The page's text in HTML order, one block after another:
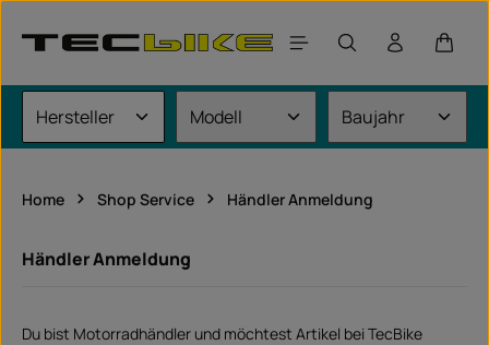
Home Shop Service Händler Anmeldung
Händler Anmeldung
Du bist Motorradhändler und möchtest Artikel bei TecBike